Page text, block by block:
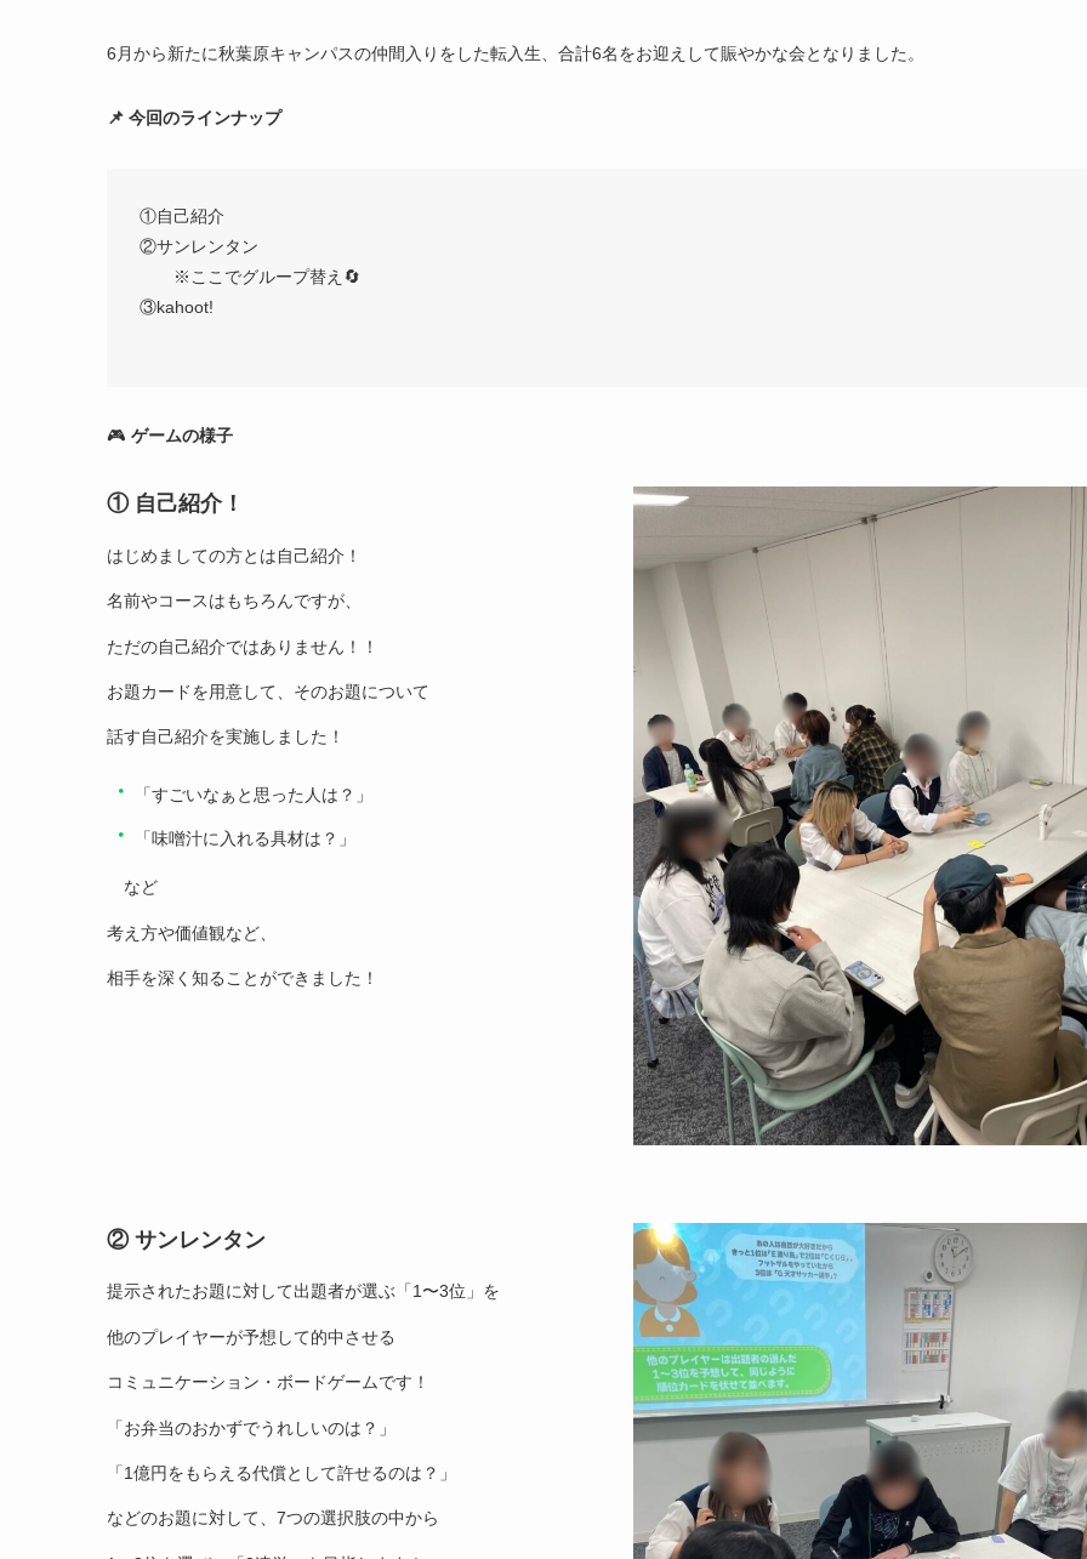
6月から新たに秋葉原キャンパスの仲間入りをした転入生、合計6名をお迎えして賑やかな会となりました。
📌 今回のラインナップ
①自己紹介
②サンレンタン
※ここでグループ替え🔄
③kahoot!
🎮 ゲームの様子
① 自己紹介！
はじめましての方とは自己紹介！
名前やコースはもちろんですが、
ただの自己紹介ではありません！！
お題カードを用意して、そのお題について
話す自己紹介を実施しました！
・ 「すごいなぁと思った人は？」
・ 「味噌汁に入れる具材は？」
など
考え方や価値観など、
相手を深く知ることができました！
② サンレンタン
提示されたお題に対して出題者が選ぶ「1〜3位」を
他のプレイヤーが予想して的中させる
コミュニケーション・ボードゲームです！
「お弁当のおかずでうれしいのは？」
「1億円をもらえる代償として許せるのは？」
などのお題に対して、7つの選択肢の中から